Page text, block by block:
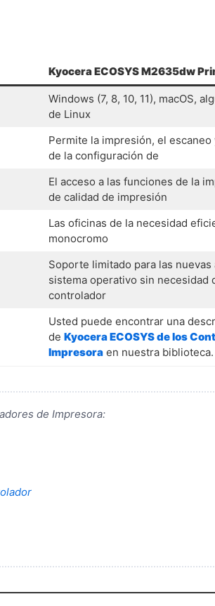
Kyocera ECOSYS M2635dw
Windows (7, 8, 10, 11), macOS,
de Linux
Permite la impresión, el
de la configuración de
El acceso a las funciones de la
de calidad de impresión
Las oficinas de la necesidad
monocromo
Soporte limitado para las
sistema operativo sin necesidad
controlador
Usted puede encontrar una
de Kyocera ECOSYS de los
Impresoraen nuestra biblioteca.
de Impresora: